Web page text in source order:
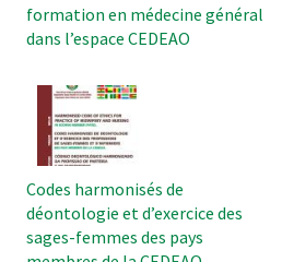
formation en médecine général
dans l’espace CEDEAO
Image
Codes harmonisés de
déontologie et d’exercice des
sages-femmes des pays